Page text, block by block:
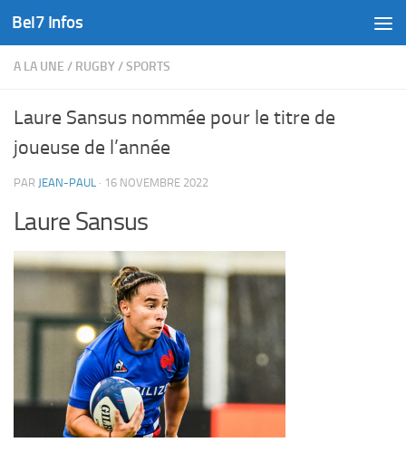
Skip to content
Bel7 Infos
A LA UNE / RUGBY/SPORTS
Laure Sansus nommée pour le titre de
joueuse de l’année
PAR JEAN-PAUL · 16 NOVEMBRE 2022
Laure Sansus